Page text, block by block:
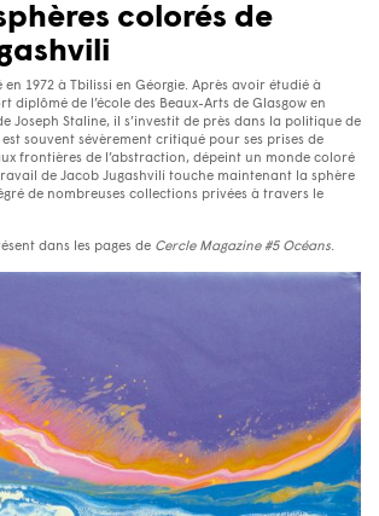
colorés de
1972 à Tbilissi en Géorgie. Après avoir étudié à
diplômé de l’école des Beaux-Arts de Glasgow en
Joseph Staline, il s’investit de près dans la politique de
souvent sévèrement critiqué pour ses prises de
frontières de l’abstraction, dépeint un monde coloré
de Jacob Jugashvili touche maintenant la sphère
de nombreuses collections privées à travers le
dans les pages de Cercle Magazine #5 Océans.